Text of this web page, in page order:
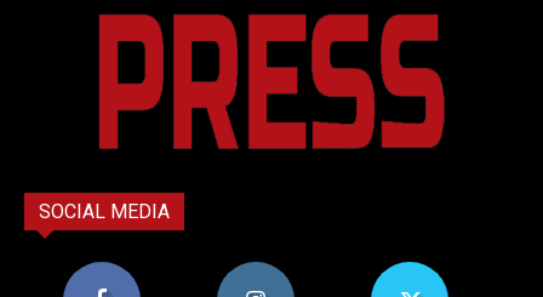
SOCIAL MEDIA